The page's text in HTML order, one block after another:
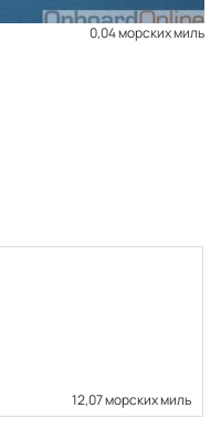
0,04 морских миль
12,07 морских миль